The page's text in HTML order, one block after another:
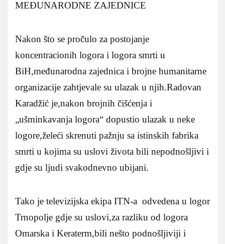
MEĐUNARODNE ZAJEDNICE
Nakon što se pročulo za postojanje
koncentracionih logora i logora smrti u
BiH,međunarodna zajednica i brojne humanitarne
organizacije zahtjevale su ulazak u njih.Radovan
Karadžić je,nakon brojnih čišćenja i
„ušminkavanja logora“ dopustio ulazak u neke
logore,želeći skrenuti pažnju sa istinskih fabrika
smrti u kojima su uslovi života bili nepodnošljivi i
gdje su ljudi svakodnevno ubijani.
Tako je televizijska ekipa ITN-a odvedena u logor
Trnopolje gdje su uslovi,za razliku od logora
Omarska i Keraterm,bili nešto podnošljiviji i